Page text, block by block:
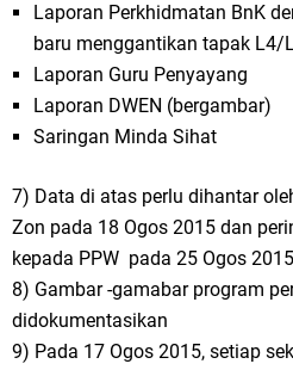
Laporan Perkhidmatan BnK
baru menggantikan tapak L4/
Laporan Guru Penyayang
Laporan DWEN (bergambar)
Saringan Minda Sihat
7) Data di atas perlu dihantar
Zon pada 18 Ogos 2015 dan
kepada PPW pada 25 Ogos
8) Gambar -gamabar program
didokumentasikan
9) Pada 17 Ogos 2015, setiap